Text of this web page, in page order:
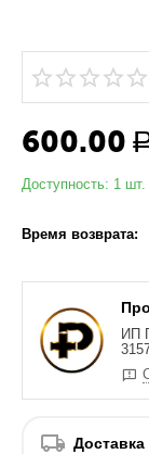
600.00
Доступность: 1 шт.
Время возврата:
ИП
Доставка